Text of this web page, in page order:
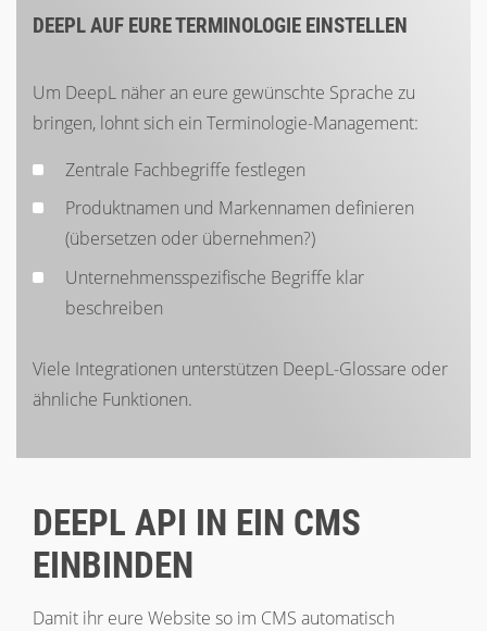
DEEPL AUF EURE TERMINOLOGIE EINSTELLEN
Um DeepL näher an eure gewünschte Sprache zu
bringen, lohnt sich ein Terminologie-Management:
Zentrale Fachbegriffe festlegen
Produktnamen und Markennamen definieren
(übersetzen oder übernehmen?)
Unternehmensspezifische Begriffe klar
beschreiben
Viele Integrationen unterstützen DeepL-Glossare oder
ähnliche Funktionen.
DEEPL API IN EIN CMS
EINBINDEN
Damit ihr eure Website so im CMS automatisch